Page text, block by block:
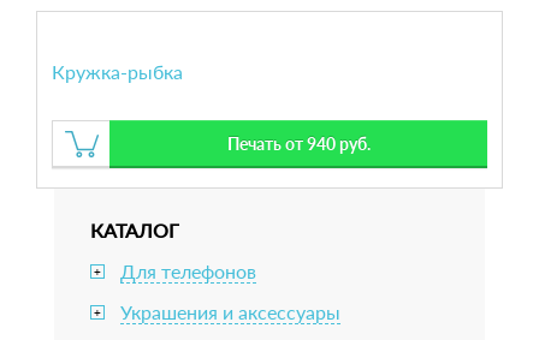
Кружка-рыбка
Печать от 940 руб.
КАТАЛОГ
+ Для телефонов
+ Украшения и аксессуары